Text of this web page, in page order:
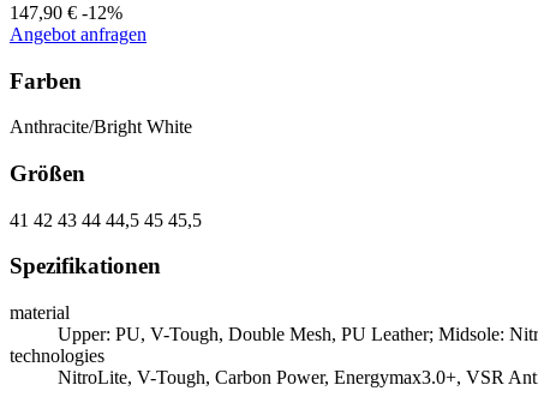
147,90 € -12%
Angebot anfragen
Farben
Anthracite/Bright White
Größen
41 42 43 44 44,5 45 45,5
Spezifikationen
material
Upper: PU, V-Tough, Double Mesh, PU Leather; Midsole:
technologies
NitroLite, V-Tough, Carbon Power, Energymax3.0+, VSR